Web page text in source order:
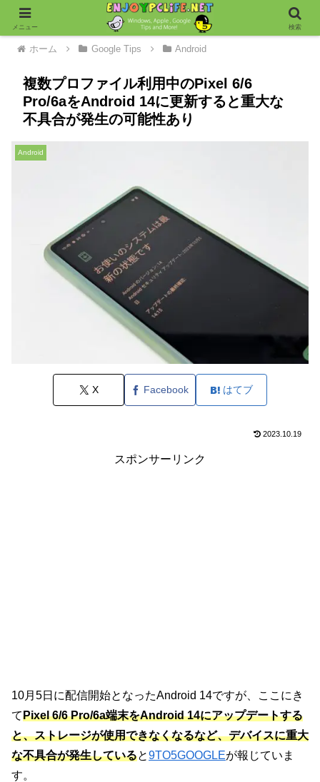
ホーム Google Tips Android
複数プロファイル利用中のPixel 6/6
Pro/6aをAndroid 14に更新すると重大な
不具合が発生の可能性あり
Android
X Facebook はてブ
2023.10.19
スポンサーリンク
10月5日に配信開始となったAndroid 14ですが、ここにき
てPixel 6/6 Pro/6a端末をAndroid 14にアップデートする
と、ストレージが使用できなくなるなど、デバイスに重大
な不具合が発生していると9TO5GOOGLEが報じていま
す。
メニュー 検索